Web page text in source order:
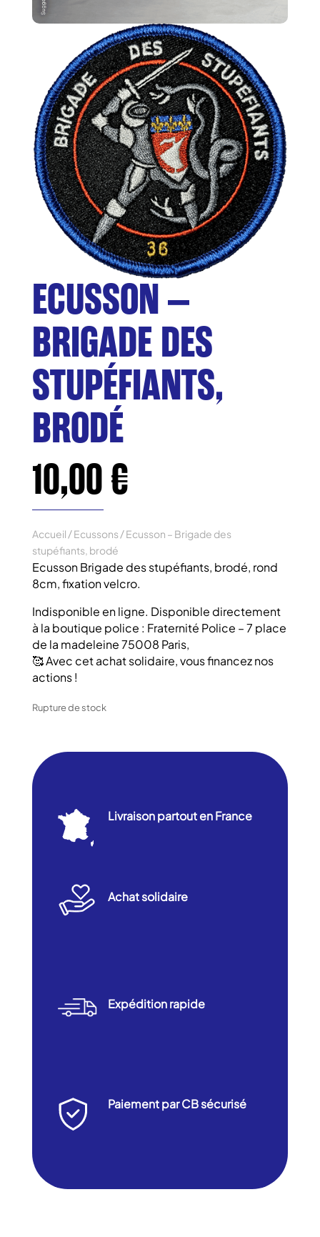
ECUSSON –
BRIGADE DES
STUPÉFIANTS,
BRODÉ
10,00€
Accueil /Ecussons / Ecusson – Brigade des
stupéfiants, brodé
Ecusson Brigade des stupéfiants, brodé, rond
8cm, fixation velcro.
Indisponible en ligne. Disponible directement
à la boutique police : Fraternité Police – 7 place
de la madeleine 75008 Paris,
🥰 Avec cet achat solidaire, vous financez nos
actions !
Rupture de stock
Livraison partout en France
Achat solidaire
Expédition rapide
Paiement par CB sécurisé